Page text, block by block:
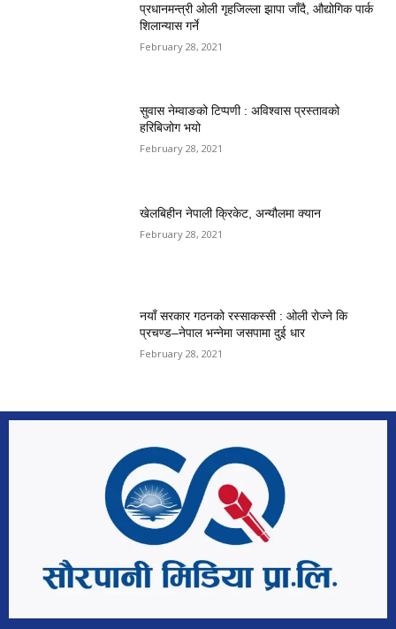
प्रधानमन्त्री ओली गृहजिल्ला झापा जाँदै, औद्योगिक पार्क
शिलान्यास गर्ने
February 28, 2021
सुवास नेम्वाङको टिप्पणी : अविश्वास प्रस्तावको
हरिबिजोग भयो
February 28, 2021
खेलबिहीन नेपाली क्रिकेट, अन्यौलमा क्यान
February 28, 2021
नयाँ सरकार गठनको रस्साकस्सी : ओली रोज्ने कि
प्रचण्ड–नेपाल भन्नेमा जसपामा दुई धार
February 28, 2021